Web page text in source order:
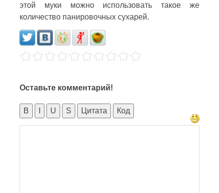
этой муки можно использовать такое же
количество панировочных сухарей.
Оставьте комментарий!
B U S Цитата Код